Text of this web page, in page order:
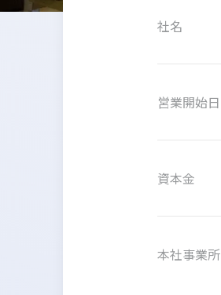
社名
営業開始日
資本金
本社事業所